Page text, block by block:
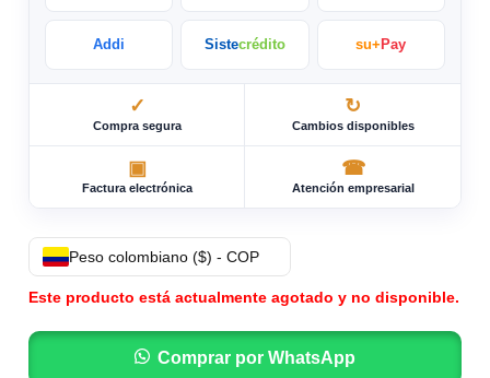
Addi Sistecrédito su+ Pay
✓
Compra segura
↻
Cambios disponibles
▣
Factura electrónica
☎
Atención empresarial
Peso colombiano ($) - COP
Este producto está actualmente agotado y no disponible.
Comprar por WhatsApp